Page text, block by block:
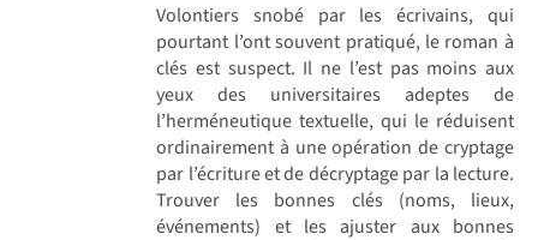
Volontiers snobé par les écrivains, qui
pourtant l’ont souvent pratiqué, le roman à
clés est suspect. Il ne l’est pas moins aux
yeux des universitaires adeptes de
l’herméneutique textuelle, qui le réduisent
ordinairement à une opération de cryptage
par l’écriture et de décryptage par la lecture.
Trouver les bonnes clés (noms, lieux,
événements) et les ajuster aux bonnes